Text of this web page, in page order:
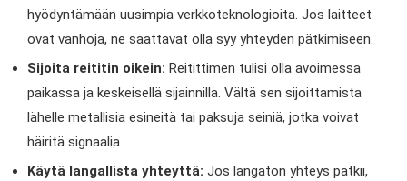
hyödyntämään uusimpia verkkoteknologioita. Jos laitteet
ovat vanhoja, ne saattavat olla syy yhteyden pätkimiseen.
Sijoita reititin oikein: Reitittimen tulisi olla avoimessa
paikassa ja keskeisellä sijainnilla. Vältä sen sijoittamista
lähelle metallisia esineitä tai paksuja seiniä, jotka voivat
häiritä signaalia.
Käytä langallista yhteyttä: Jos langaton yhteys pätkii,